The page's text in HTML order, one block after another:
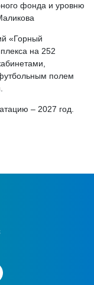
фонда и уровню
«Горный
на 252
полем
– 2027 год.